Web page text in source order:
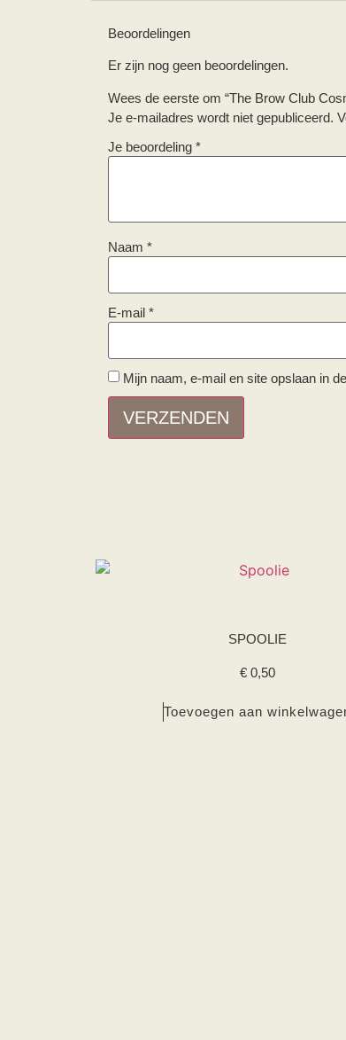
Beoordelingen
Er zijn nog geen beoordelingen.
Wees de eerste om “The Brow Club
Je e-mailadres wordt niet gepubliceerd.
Je beoordeling *
Naam *
E-mail *
Mijn naam, e-mail en site opslaan in
SPOOLIE
€0,50
Toevoegen aan